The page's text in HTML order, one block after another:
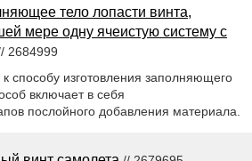
тело лопасти винта,
мере одну ячеистую систему с
2684999
способу изготовления заполняющего
включает в себя
послойного добавления материала.